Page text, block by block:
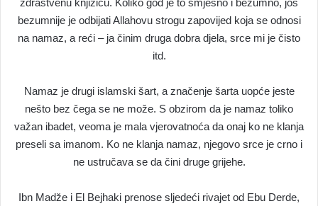
zdrastvenu knjižicu. Koliko god je to smješno i bezumno, još
bezumnije je odbijati Allahovu strogu zapovijed koja se odnosi
na namaz, a reći – ja činim druga dobra djela, srce mi je čisto
itd.
Namaz je drugi islamski šart, a značenje šarta uopće jeste
nešto bez čega se ne može. S obzirom da je namaz toliko
važan ibadet, veoma je mala vjerovatnoća da onaj ko ne klanja
preseli sa imanom. Ko ne klanja namaz, njegovo srce je crno i
ne ustručava se da čini druge grijehe.
Ibn Madže i El Bejhaki prenose sljedeći rivajet od Ebu Derde,